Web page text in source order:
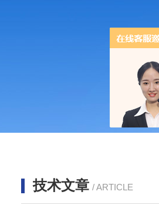
技术文章 / ARTICLE